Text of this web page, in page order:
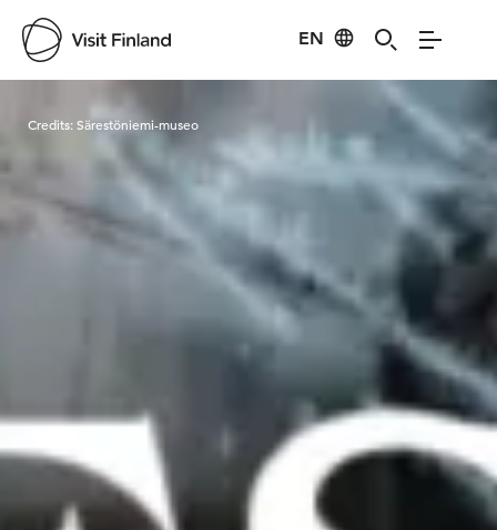
EN
Visit Finland
Credits:Särestöniemi-museo